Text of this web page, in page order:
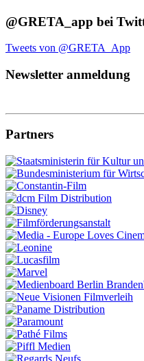
@GRETA_app bei
Tweets von @GRETA_App
Newsletter anmeldung
Partners